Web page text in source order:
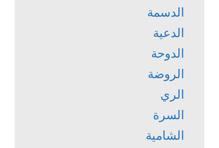
الدسمة
الدعية
الدوحة
الروضة
الري
السرة
الشامية